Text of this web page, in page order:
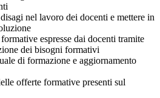
nel lavoro dei docenti e mettere in
espresse dai docenti tramite
dei bisogni formativi
di formazione e aggiornamento
offerte formative presenti sul